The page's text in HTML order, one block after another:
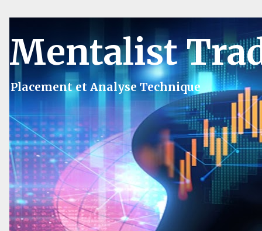
Mentalist
Placement et Analyse Technique